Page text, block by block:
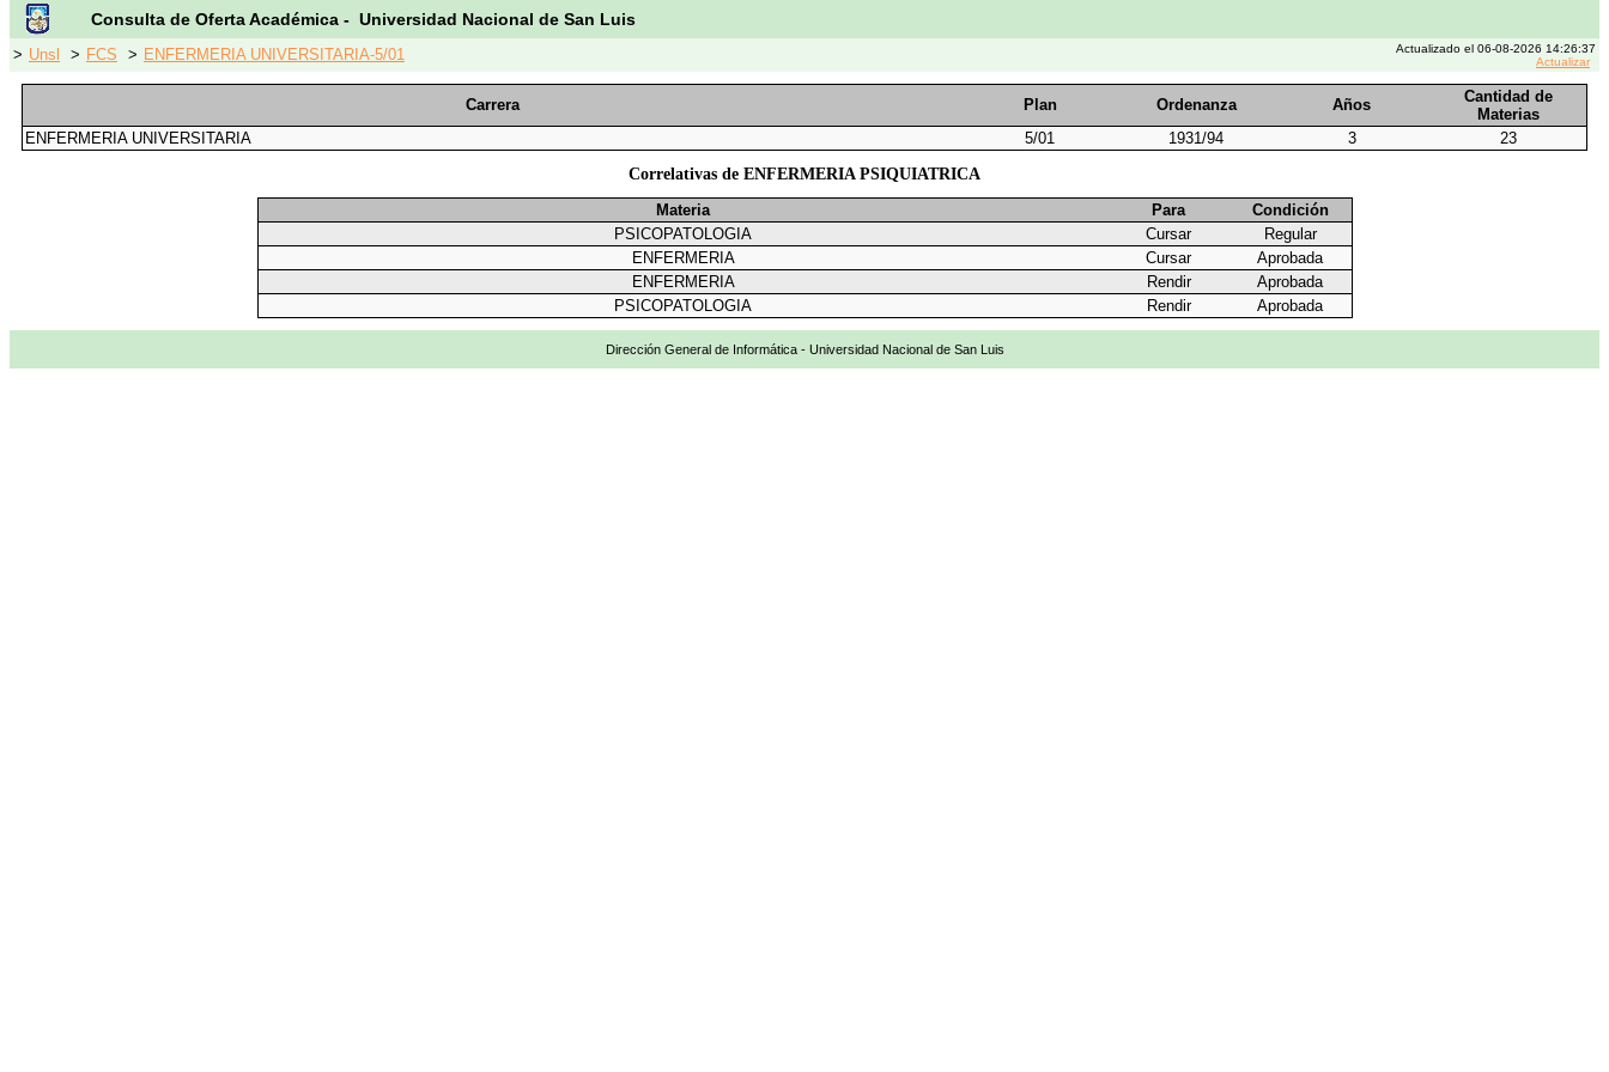
Consulta de Oferta Académica - Universidad Nacional de San Luis
> Unsl > FCS > ENFERMERIA UNIVERSITARIA-5/01
Actualizado el 06-08-2026 14:26:37
Actualizar
Carrera Plan Ordenanza Años
Cantidad de
Materias
ENFERMERIA UNIVERSITARIA
5/01 1931/94 3
23
Correlativas de ENFERMERIA PSIQUIATRICA
Materia Para
Condición
PSICOPATOLOGIA
Cursar
Regular
ENFERMERIA
Cursar
Aprobada
ENFERMERIA
Rendir
Aprobada
PSICOPATOLOGIA
Rendir Aprobada
Dirección General de Informática - Universidad Nacional de San Luis